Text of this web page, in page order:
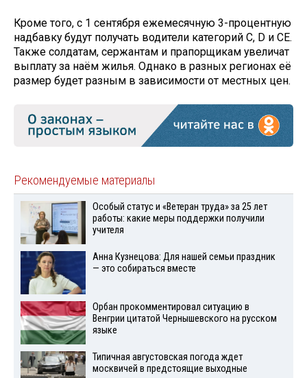
Кроме того, с 1 сентября ежемесячную 3-процентную
надбавку будут получать водители категорий С, D и CE.
Также солдатам, сержантам и прапорщикам увеличат
выплату за наём жилья. Однако в разных регионах её
размер будет разным в зависимости от местных цен.
Рекомендуемые материалы
Особый статус и «Ветеран труда» за 25 лет
работы: какие меры поддержки получили
учителя
Анна Кузнецова: Для нашей семьи праздник
— это собираться вместе
Орбан прокомментировал ситуацию в
Венгрии цитатой Чернышевского на русском
языке
Типичная августовская погода ждет
москвичей в предстоящие выходные